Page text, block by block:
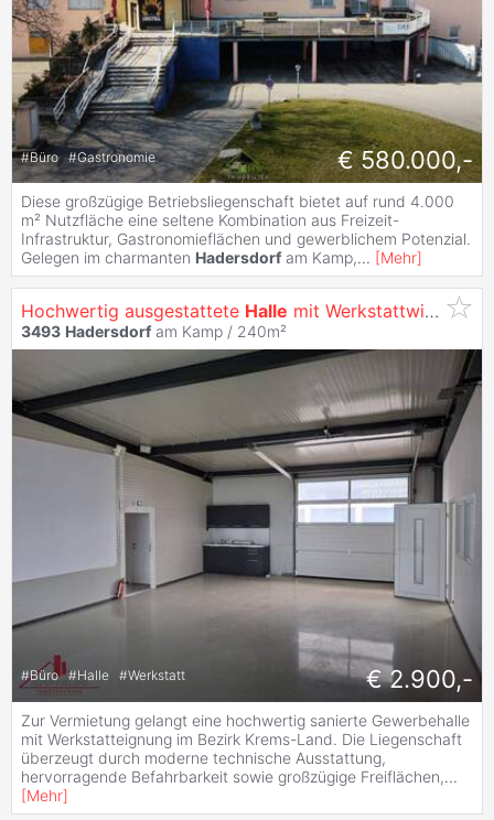
#Büro #Gastronomie € 580.000,-
Diese großzügige Betriebsliegenschaft bietet auf rund 4.000
m² Nutzfläche eine seltene Kombination aus Freizeit-
Infrastruktur, Gastronomieflächen und gewerblichem Potenzial.
Gelegen im charmanten Hadersdorf am Kamp,... [Mehr]
Hochwertig ausgestattete Halle mit Werkstattwidmung/Lagerflächen/Sc hauräume/ großzügige Freiflächen-alle Nebenräume!!
3493 Hadersdorf am Kamp / 240m²
#Büro #Halle #Werkstatt € 2.900,-
Zur Vermietung gelangt eine hochwertig sanierte Gewerbehalle
mit Werkstatteignung im Bezirk Krems-Land. Die Liegenschaft
überzeugt durch moderne technische Ausstattung,
hervorragende Befahrbarkeit sowie großzügige Freiflächen,...
[Mehr]